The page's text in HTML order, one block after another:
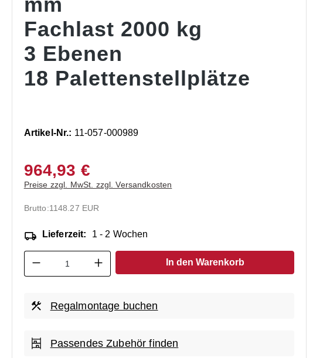
Fachlast 2000 kg
3 Ebenen
18 Palettenstellplätze
Artikel-Nr.: 11-057-000989
964,93 €
Preise zzgl. MwSt. zzgl. Versandkosten
Brutto:1148.27 EUR
Lieferzeit: 1 - 2 Wochen
Produkt Anzahl: Gib den gewünschten Wert ein
In den Warenkorb
Regalmontage buchen
Passendes Zubehör finden